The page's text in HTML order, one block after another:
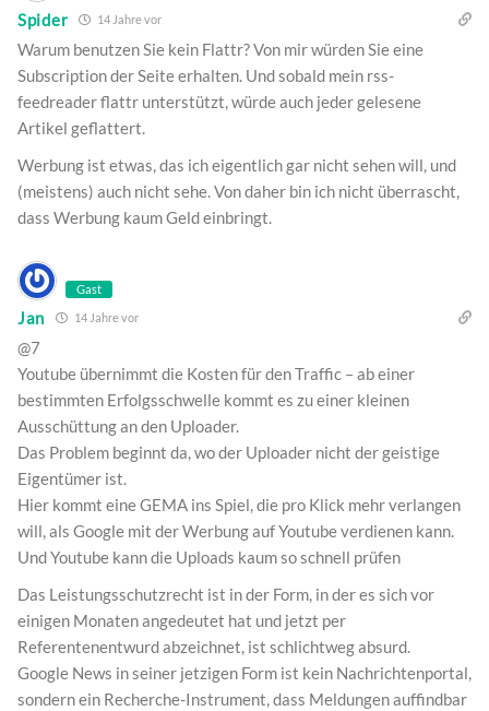
Spider 14 Jahre vor
Warum benutzen Sie kein Flattr? Von mir würden Sie eine
Subscription der Seite erhalten. Und sobald mein rss-
feedreader flattr unterstützt, würde auch jeder gelesene
Artikel geflattert.
Werbung ist etwas, das ich eigentlich gar nicht sehen will, und
(meistens) auch nicht sehe. Von daher bin ich nicht überrascht,
dass Werbung kaum Geld einbringt.
Gast
Jan 14 Jahre vor
@7
Youtube übernimmt die Kosten für den Traffic – ab einer
bestimmten Erfolgsschwelle kommt es zu einer kleinen
Ausschüttung an den Uploader.
Das Problem beginnt da, wo der Uploader nicht der geistige
Eigentümer ist.
Hier kommt eine GEMA ins Spiel, die pro Klick mehr verlangen
will, als Google mit der Werbung auf Youtube verdienen kann.
Und Youtube kann die Uploads kaum so schnell prüfen
Das Leistungsschutzrecht ist in der Form, in der es sich vor
einigen Monaten angedeutet hat und jetzt per
Referentenentwurd abzeichnet, ist schlichtweg absurd.
Google News in seiner jetzigen Form ist kein Nachrichtenportal,
sondern ein Recherche-Instrument, dass Meldungen auffindbar